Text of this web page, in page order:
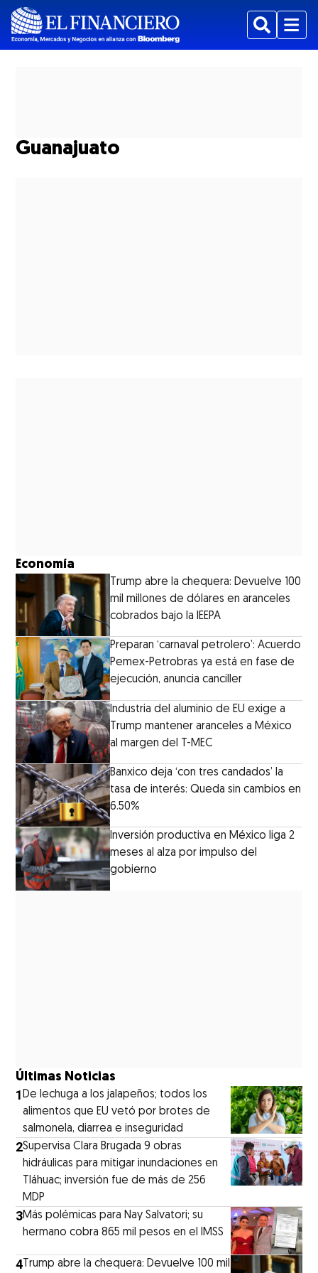
BuscarMenu
Guanajuato
Economía
Trump abre la chequera: Devuelve 100
mil millones de dólares en aranceles
cobrados bajo la IEEPA
Preparan ‘carnaval petrolero’: Acuerdo
Pemex-Petrobras ya está en fase de
ejecución, anuncia canciller
Industria del aluminio de EU exige a
Trump mantener aranceles a México
al margen del T-MEC
Banxico deja ‘con tres candados’ la
tasa de interés: Queda sin cambios en
6.50%
Inversión productiva en México liga 2
meses al alza por impulso del
gobierno
Últimas Noticias
1De lechuga a los jalapeños; todos los
alimentos que EU vetó por brotes de
salmonela, diarrea e inseguridad
2Supervisa Clara Brugada 9 obras
hidráulicas para mitigar inundaciones en
Tláhuac; inversión fue de más de 256
MDP
3Más polémicas para Nay Salvatori; su
hermano cobra 865 mil pesos en el IMSS
4 Trump abre la chequera: Devuelve 100 mil